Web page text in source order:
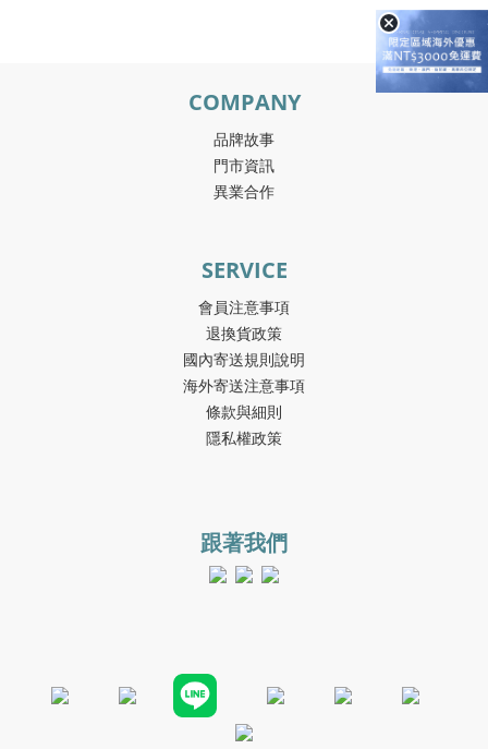
COMPANY
品牌故事
門市資訊
異業合作
SERVICE
會員注意事項
退換貨政策
國內寄送規則說明
海外寄送注意事項
條款與細則
隱私權政策
跟著我們